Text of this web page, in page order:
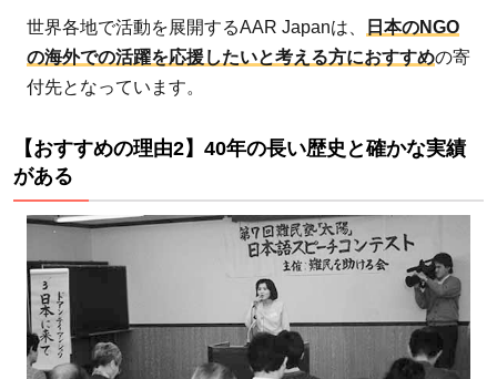
格を
取得
いる
ノー
平和
受賞
団体
のメ
世界各地で活動を展開するAAR Japanは、
日本のNGO
の海外での活躍を応援したいと考える方におすすめの寄
付先となっています。
【おすすめの理由2】40年の長い歴史と確かな実績
がある